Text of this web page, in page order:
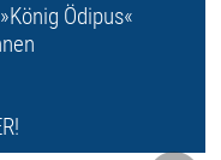
Ödipus«